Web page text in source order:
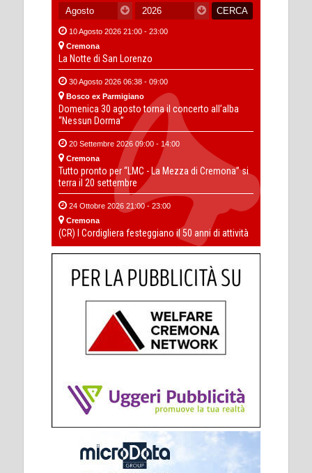
10 Agosto 2026 21:00 - 23:00
Cremona
La Notte di San Lorenzo
30 Agosto 2026 06:38 - 09:00
Bosco ex Parmigiano
Domenica 30 agosto torna il concerto all’alba
“Nessun Dorma”
20 Settembre 2026 09:00 - 14:00
Cremona
Tutto pronto per “LMC - La Mezza di Cremona” si
terra il 20 settembre
24 Ottobre 2026 21:00 - 23:00
Cremona
(CR) I Cordigliera festeggiano il 50 anni di attività